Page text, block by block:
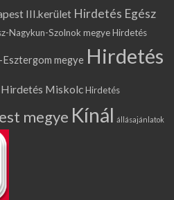
III.kerület Hirdetés Egész
Nagykun-Szolnok megyeHirdetés
megye Hirdetés
Hirdetés MiskolcHirdetés
megye Kínál állásajánlatok